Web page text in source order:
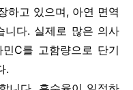
하고 있으며, 아연 면역
다. 실제로 많은 의사
C를 고함량으로 단기
.